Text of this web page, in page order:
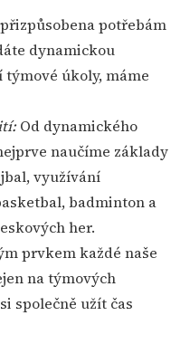
potřebám
dynamickou
úkoly, máme
Od dynamického
naučíme základy
využívání
badminton a
her.
prvkem každé naše
na týmových
společně užít čas